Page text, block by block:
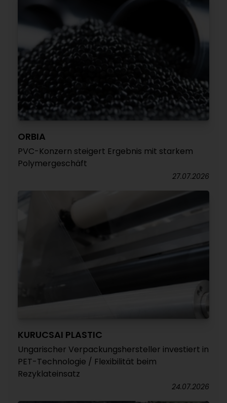
ORBIA
PVC-Konzern steigert Ergebnis mit starkem
Polymergeschäft
27.07.2026
KURUCSAI PLASTIC
Ungarischer Verpackungshersteller investiert in
PET-Technologie / Flexibilität beim
Rezyklateinsatz
24.07.2026